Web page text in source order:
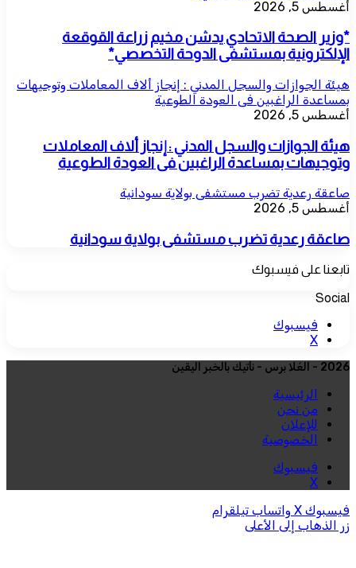
أغسطس 5, 2026
*وزير الصحة الاتحادي يدشن مخيم زراعة القوقعة
الإلكترونية بمستشفى الدوحة التخصصي*
هيئة الجوازات والسجل المدني : إنجاز ألاف المعاملات وتوجيهات
بمساعدة الراغبين فى العودة الطوعية
أغسطس 5, 2026
هيئة الجوازات والسجل المدني : إنجاز ألاف المعاملات
وتوجيهات بمساعدة الراغبين فى العودة الطوعية
صاعقة رعدية تضرب مستشفى بولاية سودانية
أغسطس 5, 2026
صاعقة رعدية تضرب مستشفى بولاية سودانية
تابعنا على فيسبوك
Social
فيسبوك
‫X
2026 - العُلا برس - نأتيك بالخبر اليقين
الرئيسية
من نحن
للإعلان
الخصوصية
فيسبوك
‫X
فيسبوك ‫X واتساب تيلقرام
زر الذهاب إلى الأعلى